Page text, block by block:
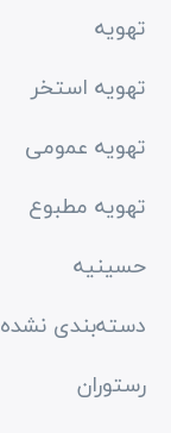
تهویه
تهویه استخر
تهویه عمومی
تهویه مطبوع
حسینیه
دسته‌بندی نشده
رستوران